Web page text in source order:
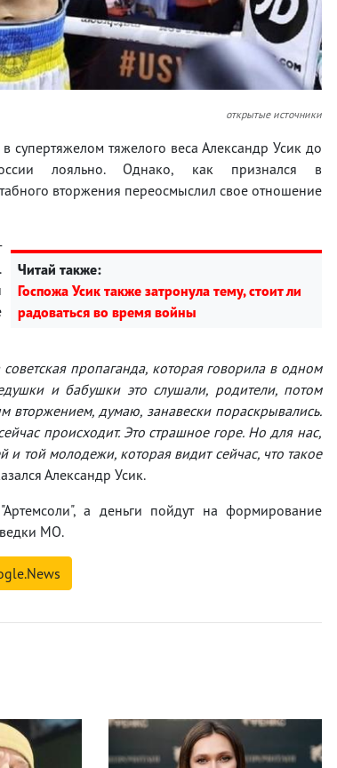
открытые источники
супертяжелом тяжелого веса Александр Усик до
лояльно. Однако, как признался в
вторжения переосмыслил свое отношение
Читай также:
Госпожа Усик также затронула тему, стоит ли
радоваться во время войны
пропаганда, которая говорила в одном
и бабушки это слушали, родители, потом
думаю, занавески пораскрывались.
происходит. Это страшное горе. Но для нас,
той молодежи, которая видит сейчас, что такое
Александр Усик.
а деньги пойдут на формирование
МО.